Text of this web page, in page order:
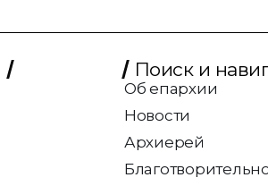
Поиск и
Об епархии
Новости
Архиерей